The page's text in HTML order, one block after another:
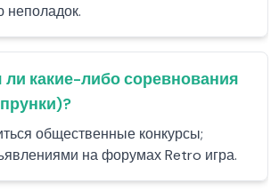
неполадок.
какие-либо соревнования
общественные конкурсы;
на форумах Retro игра.